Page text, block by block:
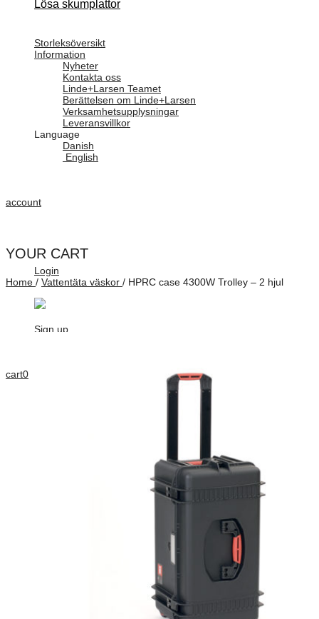
Lösa skumplattor
Storleksöversikt
Information
Nyheter
Kontakta oss
Linde+Larsen Teamet
Berättelsen om Linde+Larsen
Verksamhetsupplysningar
Leveransvillkor
Language
Danish
English
account
Login
Sign up
cart0
YOUR CART
Home / Vattentäta väskor / HPRC case 4300W Trolley – 2 hjul